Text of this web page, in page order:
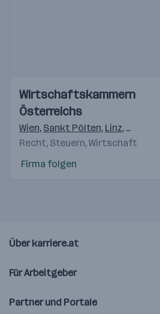
Videos
Einblicke
Einblicke
Wirtschaftskammern
Österreichs
Wien, Sankt Pölten, Linz, Salzburg
Recht, Steuern, Wirtschaft
Firma folgen
Über karriere.at
Für Arbeitgeber
Partner und Portale